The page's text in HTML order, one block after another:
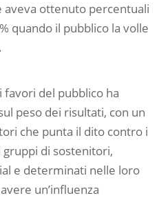
ottenuto percentuali
quando il pubblico la volle
favori del pubblico ha
peso dei risultati, con un
che punta il dito contro i
gruppi di sostenitori,
e determinati nelle loro
un’influenza